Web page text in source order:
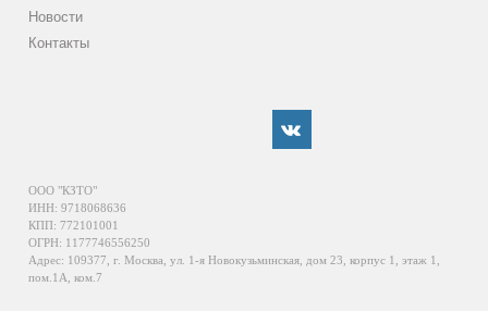
Новости
Контакты
ООО "КЗТО"
ИНН: 9718068636
КПП: 772101001
ОГРН: 1177746556250
Адрес: 109377, г. Москва, ул. 1-я Новокузьминская, дом 23, корпус 1, этаж 1,
пом.1А, ком.7